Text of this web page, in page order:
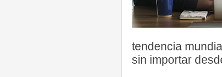
tendencia
sin importar